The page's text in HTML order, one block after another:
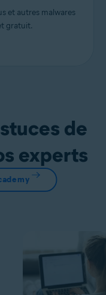
et autres malwares
gratuit.
de
experts